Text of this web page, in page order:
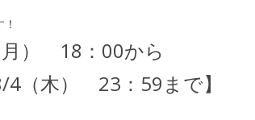
月） 18：00から
木） 23：59まで】